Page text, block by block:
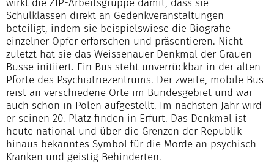
Schulklassen direkt an Gedenkveranstaltungen
beteiligt, indem sie beispielswiese die Biografie
einzelner Opfer erforschen und präsentieren. Nicht
zuletzt hat sie das Weissenauer Denkmal der Grauen
Busse initiiert. Ein Bus steht unverrückbar in der alten
Pforte des Psychiatriezentrums. Der zweite, mobile Bus
reist an verschiedene Orte im Bundesgebiet und war
auch schon in Polen aufgestellt. Im nächsten Jahr wird
er seinen 20. Platz finden in Erfurt. Das Denkmal ist
heute national und über die Grenzen der Republik
hinaus bekanntes Symbol für die Morde an psychisch
Kranken und geistig Behinderten.